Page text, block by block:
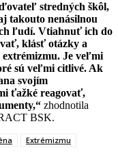
stredných škôl,
takouto nenásilnou
ľudí. Vtiahnuť ich do
klásť otázky a
Je veľmi
sú veľmi citlivé. Ak
svojím
ťažké reagovať,
zhodnotila
BSK.
Extrémizmu